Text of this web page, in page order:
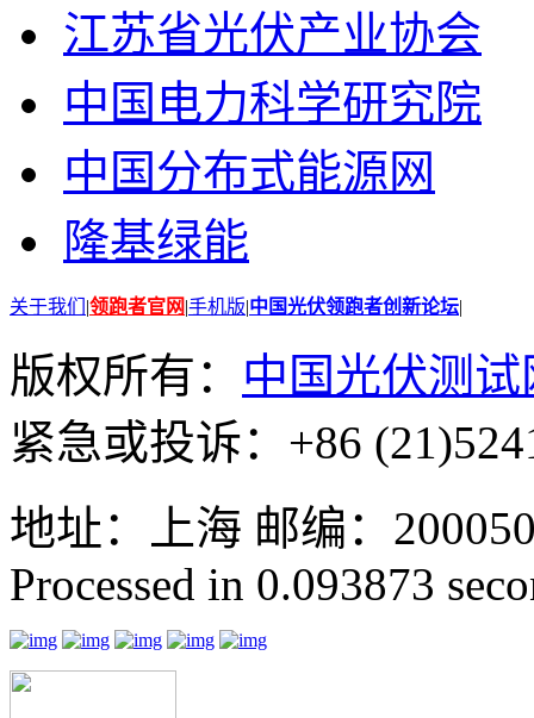
江苏省光伏产业协会
中国电力科学研究院
中国分布式能源网
隆基绿能
关于我们 |领跑者官网|手机版|中国光伏领跑者创新论坛|
版权所有： 中国光伏测试
紧急或投诉：+86
地址：上海 邮编：
Processed in 0.093873